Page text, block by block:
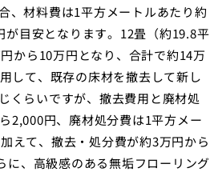
、材料費は1平方メートルあたり約
目安となります。12畳（約19.8平
から10万円となり、合計で約14万
して、既存の床材を撤去して新し
くらいですが、撤去費用と廃材処
2,000円、廃材処分費は1平方メー
えて、撤去・処分費が約3万円から
、高級感のある無垢フローリング